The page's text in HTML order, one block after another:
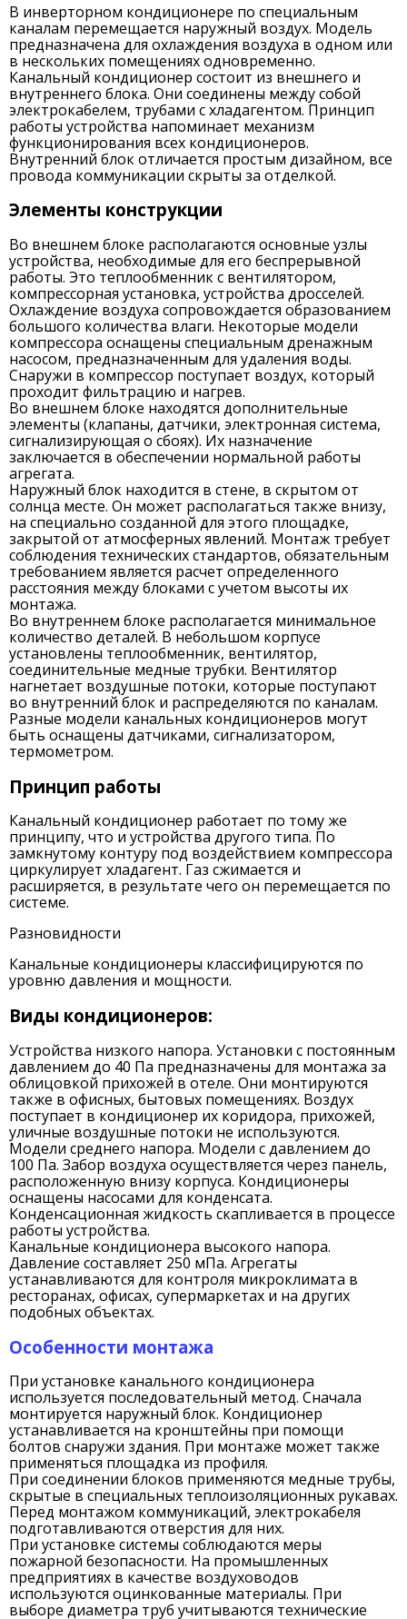
В инверторном кондиционере по специальным
каналам перемещается наружный воздух. Модель
предназначена для охлаждения воздуха в одном или
в нескольких помещениях одновременно.
Канальный кондиционер состоит из внешнего и
внутреннего блока. Они соединены между собой
электрокабелем, трубами с хладагентом. Принцип
работы устройства напоминает механизм
функционирования всех кондиционеров.
Внутренний блок отличается простым дизайном, все
провода коммуникации скрыты за отделкой.
Элементы конструкции
Во внешнем блоке располагаются основные узлы
устройства, необходимые для его беспрерывной
работы. Это теплообменник с вентилятором,
компрессорная установка, устройства дросселей.
Охлаждение воздуха сопровождается образованием
большого количества влаги. Некоторые модели
компрессора оснащены специальным дренажным
насосом, предназначенным для удаления воды.
Снаружи в компрессор поступает воздух, который
проходит фильтрацию и нагрев.
Во внешнем блоке находятся дополнительные
элементы (клапаны, датчики, электронная система,
сигнализирующая о сбоях). Их назначение
заключается в обеспечении нормальной работы
агрегата.
Наружный блок находится в стене, в скрытом от
солнца месте. Он может располагаться также внизу,
на специально созданной для этого площадке,
закрытой от атмосферных явлений. Монтаж требует
соблюдения технических стандартов, обязательным
требованием является расчет определенного
расстояния между блоками с учетом высоты их
монтажа.
Во внутреннем блоке располагается минимальное
количество деталей. В небольшом корпусе
установлены теплообменник, вентилятор,
соединительные медные трубки. Вентилятор
нагнетает воздушные потоки, которые поступают
во внутренний блок и распределяются по каналам.
Разные модели канальных кондиционеров могут
быть оснащены датчиками, сигнализатором,
термометром.
Принцип работы
Канальный кондиционер работает по тому же
принципу, что и устройства другого типа. По
замкнутому контуру под воздействием компрессора
циркулирует хладагент. Газ сжимается и
расширяется, в результате чего он перемещается по
системе.
Разновидности
Канальные кондиционеры классифицируются по
уровню давления и мощности.
Виды кондиционеров:
Устройства низкого напора. Установки с постоянным
давлением до 40 Па предназначены для монтажа за
облицовкой прихожей в отеле. Они монтируются
также в офисных, бытовых помещениях. Воздух
поступает в кондиционер их коридора, прихожей,
уличные воздушные потоки не используются.
Модели среднего напора. Модели с давлением до
100 Па. Забор воздуха осуществляется через панель,
расположенную внизу корпуса. Кондиционеры
оснащены насосами для конденсата.
Конденсационная жидкость скапливается в процессе
работы устройства.
Канальные кондиционера высокого напора.
Давление составляет 250 мПа. Агрегаты
устанавливаются для контроля микроклимата в
ресторанах, офисах, супермаркетах и на других
подобных объектах.
Особенности монтажа
При установке канального кондиционера
используется последовательный метод. Сначала
монтируется наружный блок. Кондиционер
устанавливается на кронштейны при помощи
болтов снаружи здания. При монтаже может также
применяться площадка из профиля.
При соединении блоков применяются медные трубы,
скрытые в специальных теплоизоляционных рукавах.
Перед монтажом коммуникаций, электрокабеля
подготавливаются отверстия для них.
При установке системы соблюдаются меры
пожарной безопасности. На промышленных
предприятиях в качестве воздуховодов
используются оцинкованные материалы. При
выборе диаметра труб учитываются технические